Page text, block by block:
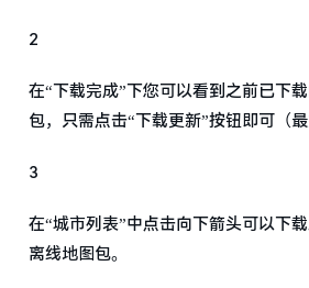
2
在“下载完成”下您可以看到之前已下
包，只需点击“下载更新”按钮即可（最
3
在“城市列表”中点击向下箭头可以下
离线地图包。